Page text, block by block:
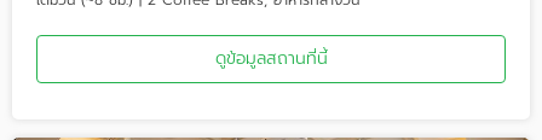
ดูข้อมูลสถานที่นี้